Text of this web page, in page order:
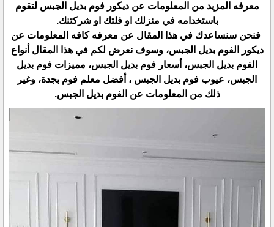
معرفه المزيد من المعلومات عن ديكور فوم بديل الجبس لتقوم
باستخدامه في منزلك او فلتك او شركتنك.
فنحن سنساعدك في هذا المقال عن معرفه كافه المعلومات عن
ديكور الفوم بديل الجبس، وسوف نعرض لكم في هذا المقال أنواع
الفوم بديل الجبس، أسعار فوم بديل الجبس، مميزات فوم بديل
الجبس، عيوب فوم بديل الجبس ، أفضل معلم فوم بجدة، وغير
ذلك من المعلومات عن الفوم بديل الجبس.